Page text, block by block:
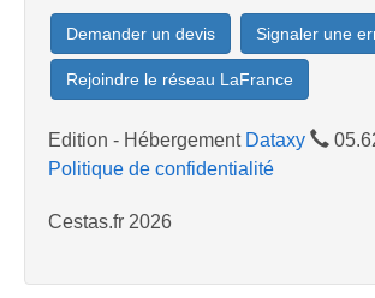
Demander un devis Signaler une
Rejoindre le réseau LaFrance
Edition - Hébergement Dataxy
Politique de confidentialité
Cestas.fr 2026